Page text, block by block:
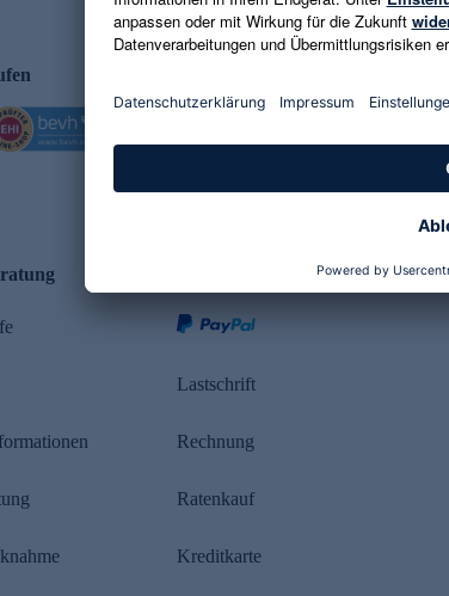
Lastschrift
Rechnung
Ratenkauf
Kreditkarte